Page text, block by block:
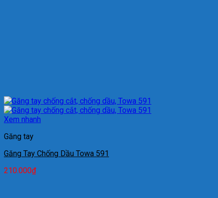
Xem nhanh
Găng tay
Găng Tay Chống Dầu Towa 591
210.000₫